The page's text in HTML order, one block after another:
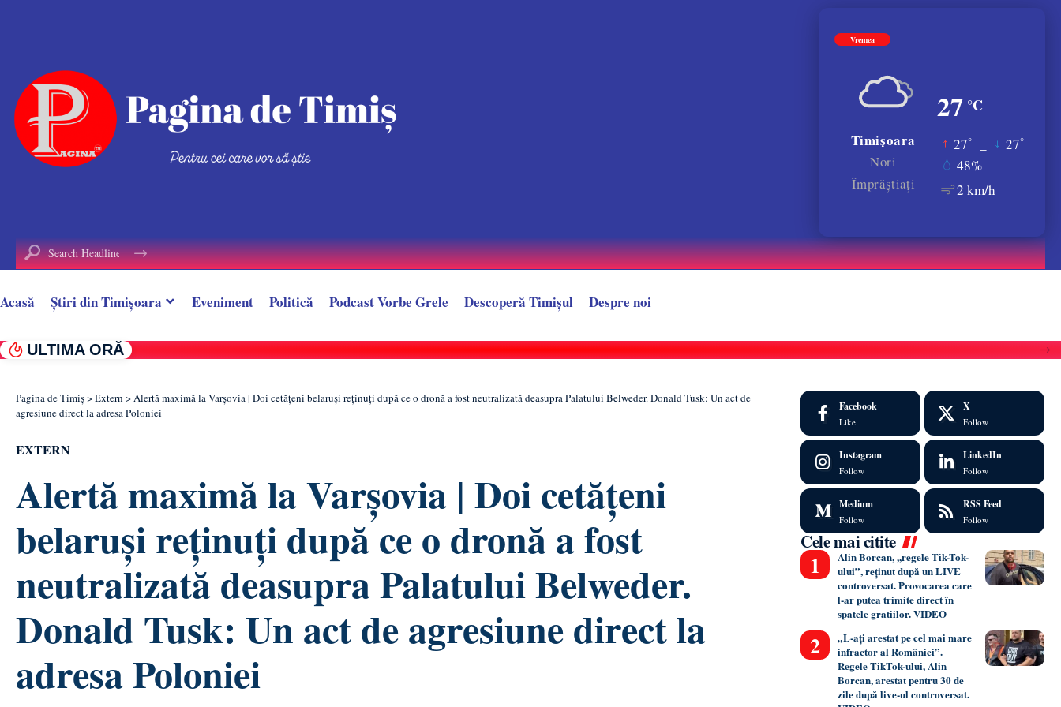
Vremea
27 °C
Timișoara
Nori
Împrăștiați
27° 27°
48%
2 km/h
Acasă Știri din Timișoara Eveniment Politică Podcast Vorbe Grele Descoperă Timișul Despre noi
ULTIMA ORĂ „L-ați arestat pe cel mai mare infractor al României”. Regele TikTok-ului, Alin Borcan, arestat pentru 30 de zile după live-ul controversat. VIDEO
Pagina de Timiș>Extern >Alertă maximă la Varșovia | Doi cetățeni belaruși reținuți după ce o dronă a fost neutralizată deasupra Palatului Belweder. Donald Tusk: Un act de
agresiune direct la adresa Poloniei
EXTERN
Alertă maximă la Varșovia | Doi cetățeni
belaruși reținuți după ce o dronă a fost
neutralizată deasupra Palatului Belweder.
Donald Tusk: Un act de agresiune direct la
adresa Poloniei
Facebook
Like
X
Follow
Instagram
Follow
LinkedIn
Follow
Medium
Follow
RSS Feed
Follow
Cele mai citite
Alin Borcan, ,,regele Tik-Tok-
ului”, reținut după un LIVE
controversat. Provocarea care
l-ar putea trimite direct în
spatele gratiilor. VIDEO
„L-ați arestat pe cel mai mare
infractor al României”.
Regele TikTok-ului, Alin
Borcan, arestat pentru 30 de
zile după live-ul controversat.